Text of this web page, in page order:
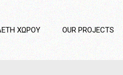
ΧΏΡΟΥ OUR PROJECTS